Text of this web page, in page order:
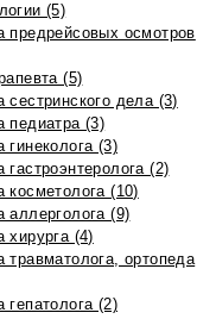
(5)
предрейсовых осмотров
(5)
сестринского дела (3)
педиатра (3)
гинеколога (3)
(2)
косметолога (10)
аллерголога (9)
хирурга (4)
травматолога, ортопеда
гепатолога (2)